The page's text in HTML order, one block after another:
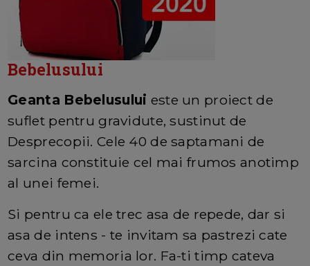
Bebelusului
Geanta Bebelusului este un proiect de
suflet pentru gravidute, sustinut de
Desprecopii. Cele 40 de saptamani de
sarcina constituie cel mai frumos anotimp
al unei femei.
Si pentru ca ele trec asa de repede, dar si
asa de intens - te invitam sa pastrezi cate
ceva din memoria lor. Fa-ti timp cateva